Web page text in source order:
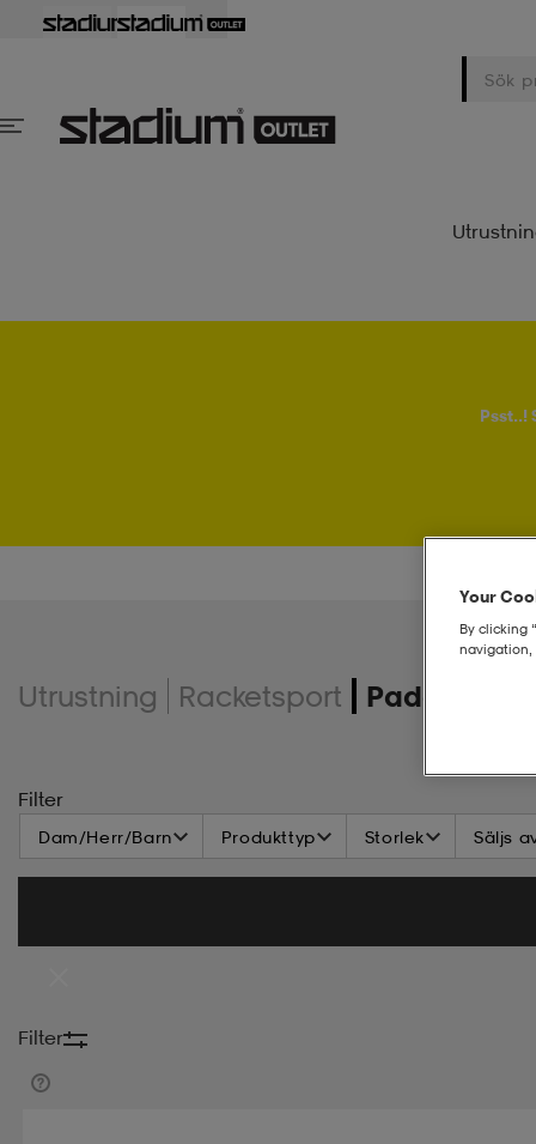
Psst..!
Utrustning Racketsport Padel
Filter
Dam/Herr/Barn Produkttyp Storlek Säljs
Filter
Your
By clicking
navigation,